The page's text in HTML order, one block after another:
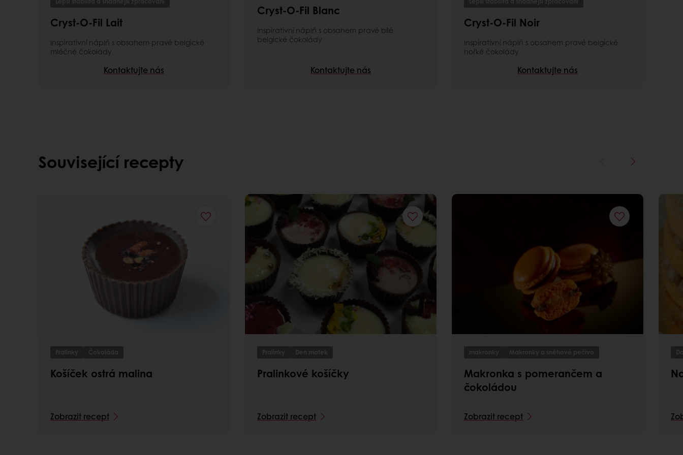
Cryst-O-Fil Lait
Inspirativní náplň s obsahem pravé belgické
mléčné čokolády
Kontaktujte nás
Cryst-O-Fil Blanc
Inspirativní náplň s obsahem pravé bílé
belgické čokolády
Kontaktujte nás
Cryst-O-Fil Noir
Inspirativní náplň s obsahem pravé belgické
hořké čokolády
Kontaktujte nás
Související recepty
Pralinky Čokoláda
Košíček ostrá malina
Zobrazit recept
Pralinky Den matek
Pralinkové košíčky
Zobrazit recept
makronky Makronky a sněhové pečivo
Makronka s pomerančem a
čokoládou
Zobrazit recept